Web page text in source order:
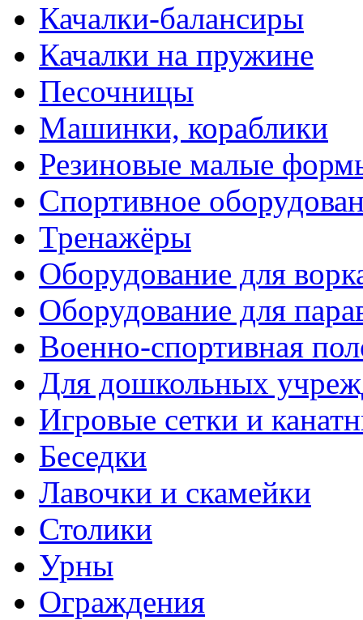
Качалки-балансиры
Качалки на пружине
Песочницы
Машинки, кораблики
Резиновые малые
Спортивное
Тренажёры
Оборудование для
Оборудование для
Военно-спортивная
Для дошкольных
Игровые сетки и
Беседки
Лавочки и скамейки
Столики
Урны
Ограждения